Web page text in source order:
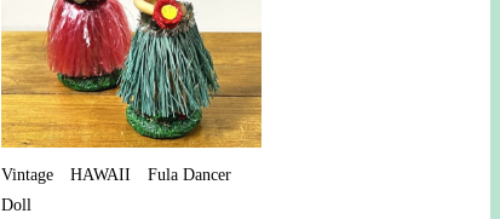
Vintage HAWAII Fula Dancer
Doll